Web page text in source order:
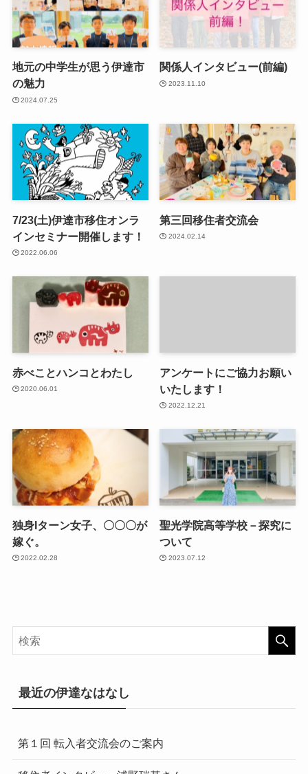
地元の中学生が思う伊達市
の魅力
2024.07.25
関係人インタビュー(前編)
2023.11.10
7/23(土)伊達市移住オンラ
インセミナー開催します！
2022.06.06
第三回移住者交流会
2024.02.14
赤べことハンコとわたし
2020.06.01
アンケートにご協力お願い
いたします！
2022.12.21
独身Iターン女子、〇〇〇が
嫁ぐ。
2022.02.28
聖光学院高等学校－探究に
ついて
2023.07.12
最近の伊達なはなし
第１回 転入者交流会のご案内